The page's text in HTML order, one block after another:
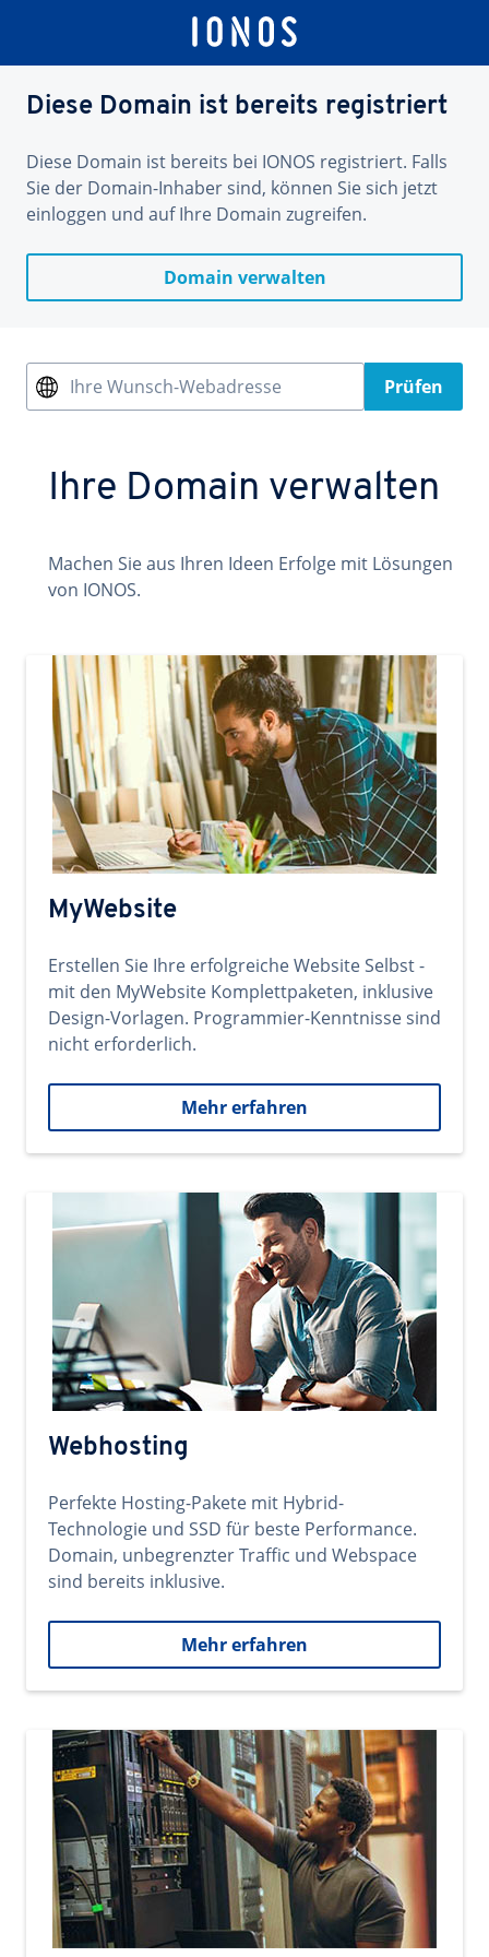
Diese Domain ist bereits registriert
Diese Domain ist bereits bei IONOS registriert. Falls
Sie der Domain-Inhaber sind, können Sie sich jetzt
einloggen und auf Ihre Domain zugreifen.
Domain verwalten
Ihre Wunsch-Webadresse Prüfen
Ihre Domain verwalten
Machen Sie aus Ihren Ideen Erfolge mit Lösungen
von IONOS.
MyWebsite
Erstellen Sie Ihre erfolgreiche Website Selbst -
mit den MyWebsite Komplettpaketen, inklusive
Design-Vorlagen. Programmier-Kenntnisse sind
nicht erforderlich.
Mehr erfahren
Webhosting
Perfekte Hosting-Pakete mit Hybrid-
Technologie und SSD für beste Performance.
Domain, unbegrenzter Traffic und Webspace
sind bereits inklusive.
Mehr erfahren